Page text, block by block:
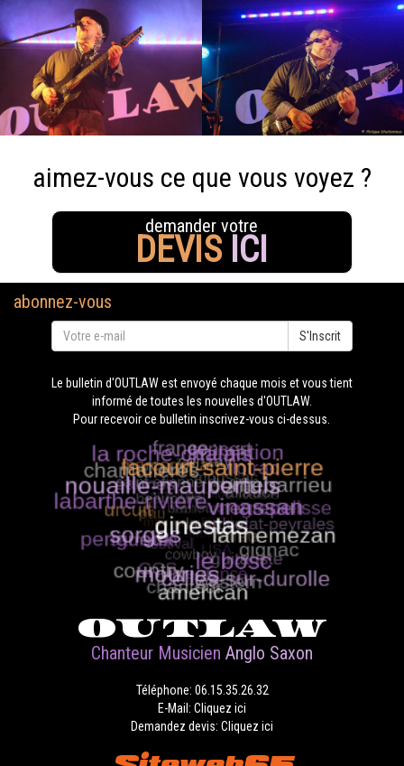
aimez-vous ce que vous voyez ?
demander votre
DEVIS ICI
abonnez-vous
S'Inscrit
Le bulletin d'OUTLAW est envoyé chaque mois et vous tient
informé de toutes les nouvelles d'OUTLAW.
Pour recevoir ce bulletin inscrivez-vous ci-dessus.
OUTLAW
Chanteur Musicien Anglo Saxon
Téléphone: 06.15.35.26.32
E-Mail: Cliquez ici
Demandez devis: Cliquez ici